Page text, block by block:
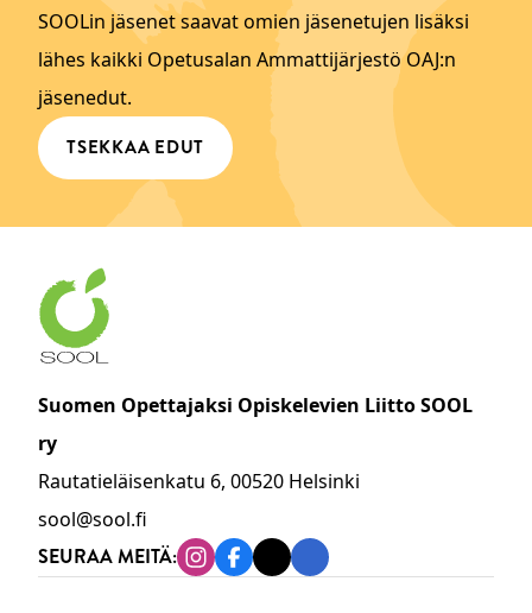
SOOLin jäsenet saavat omien jäsenetujen lisäksi
lähes kaikki Opetusalan Ammattijärjestö OAJ:n
jäsenedut.
TSEKKAA EDUT
Suomen Opettajaksi Opiskelevien Liitto SOOL
ry
Rautatieläisenkatu 6, 00520 Helsinki
sool@sool.fi
SEURAA MEITÄ: Instagram
Facebook
TiktokLinkedin